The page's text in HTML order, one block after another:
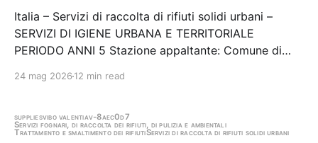
Italia – Servizi di raccolta di rifiuti solidi urbani –
SERVIZI DI IGIENE URBANA E TERRITORIALE
PERIODO ANNI 5 Stazione appaltante: Comune di
24 mag 2026 12 min read
suppliesvibo valentiav-8aec0d7
Servizi fognari, di raccolta dei rifiuti, di pulizia e ambientali
Trattamento e smaltimento dei rifiutiServizi di raccolta di rifiuti solidi urbani